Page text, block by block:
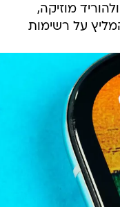
מוזיקה,
על רשימות